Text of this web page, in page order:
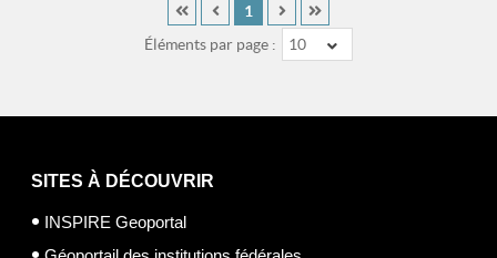
Éléments par page : 10
1
SITES À DÉCOUVRIR
INSPIRE Geoportal